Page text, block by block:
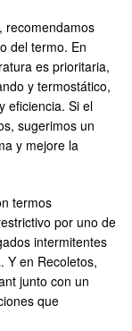
recomendamos
del termo. En
es prioritaria,
y termostático,
eficiencia. Si el
sugerimos un
y mejore la
termos
por uno de
intermitentes
Y en Recoletos,
junto con un
que